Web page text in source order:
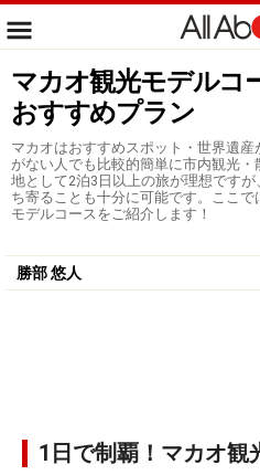
マカオ観光モデルコ
おすすめプラン
マカオはおすすめスポット・世界遺
がない人でも比較的簡単に市内観光
地として2泊3日以上の旅が理想です
ち寄ることも十分に可能です。ここ
モデルコースをご紹介します！
勝部 悠人
1日で制覇！マカオ観